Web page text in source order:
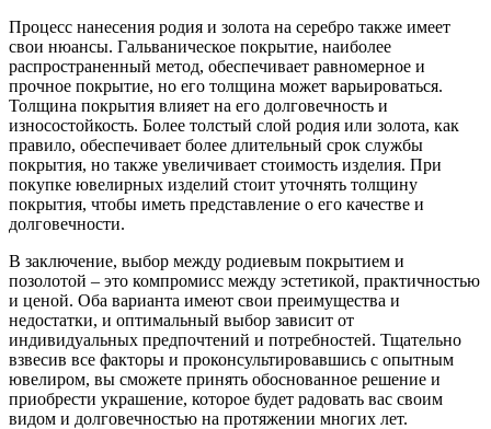
Процесс нанесения родия и золота на серебро также имеет
свои нюансы. Гальваническое покрытие, наиболее
распространенный метод, обеспечивает равномерное и
прочное покрытие, но его толщина может варьироваться.
Толщина покрытия влияет на его долговечность и
износостойкость. Более толстый слой родия или золота, как
правило, обеспечивает более длительный срок службы
покрытия, но также увеличивает стоимость изделия. При
покупке ювелирных изделий стоит уточнять толщину
покрытия, чтобы иметь представление о его качестве и
долговечности.
В заключение, выбор между родиевым покрытием и
позолотой – это компромисс между эстетикой, практичностью
и ценой. Оба варианта имеют свои преимущества и
недостатки, и оптимальный выбор зависит от
индивидуальных предпочтений и потребностей. Тщательно
взвесив все факторы и проконсультировавшись с опытным
ювелиром, вы сможете принять обоснованное решение и
приобрести украшение, которое будет радовать вас своим
видом и долговечностью на протяжении многих лет.